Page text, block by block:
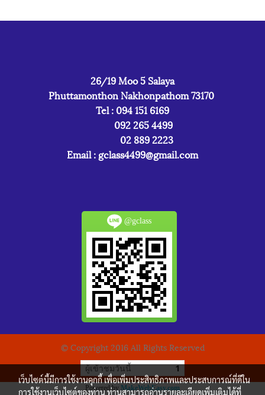
26/19 Moo 5 Salaya
Phuttamonthon Nakhonpathom 73170
Tel : 094 151 6169
092 265 4499
02 889 2223
Email : gclass4499@gmail.com
@gclass
© Copyright 2016 All Rights Reserved
ผู้เข้าชมวันนี้ 1
Powered by MakeWebEasy.com
เว็บไซต์นี้มีการใช้งานคุกกี้ เพื่อเพิ่มประสิทธิภาพและประสบการณ์ที่ดีใน
การใช้งานเว็บไซต์ของท่าน ท่านสามารถอ่านรายละเอียดเพิ่มเติมได้ที่